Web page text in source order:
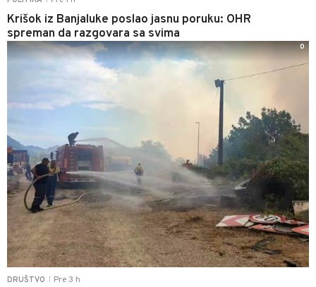
Krišok iz Banjaluke poslao jasnu poruku: OHR
spreman da razgovara sa svima
DRUŠTVO Pre 3 h
0